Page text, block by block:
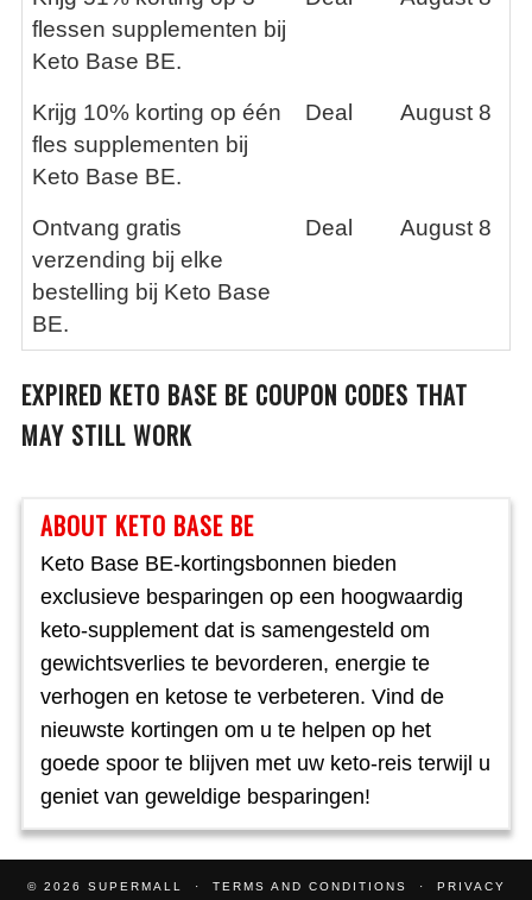
ABOUT KETO BASE BE
Keto Base BE-kortingsbonnen bieden
exclusieve besparingen op een hoogwaardig
keto-supplement dat is samengesteld om
gewichtsverlies te bevorderen, energie te
verhogen en ketose te verbeteren. Vind de
nieuwste kortingen om u te helpen op het
goede spoor te blijven met uw keto-reis terwijl u
geniet van geweldige besparingen!
flessen supplementen bij
Keto Base BE.
Krijg 10% korting op één
fles supplementen bij
Keto Base BE.
Deal August 8
Ontvang gratis
verzending bij elke
bestelling bij Keto Base
BE.
Deal August 8
EXPIRED KETO BASE BE COUPON CODES THAT
MAY STILL WORK
© 2026 SUPERMALL TERMS AND CONDITIONS
PRIVACY